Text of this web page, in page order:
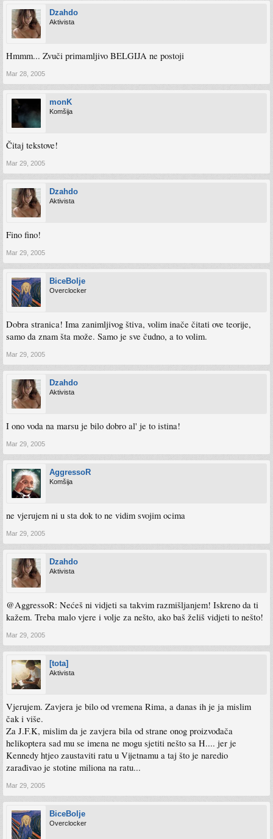
Dzahdo
Aktivista
Hmmm... Zvuči primamljivo BELGIJA ne postoji
Mar 28, 2005
monK
Komšija
Čitaj tekstove!
Mar 29, 2005
Dzahdo
Aktivista
Fino fino!
Mar 29, 2005
BiceBolje
Overclocker
Dobra stranica! Ima zanimljivog štiva, volim inače čitati ove teorije,
samo da znam šta može. Samo je sve čudno, a to volim.
Mar 29, 2005
Dzahdo
Aktivista
I ono voda na marsu je bilo dobro al' je to istina!
Mar 29, 2005
AggressoR
Komšija
ne vjerujem ni u sta dok to ne vidim svojim ocima
Mar 29, 2005
Dzahdo
Aktivista
@AggressoR: Nećeš ni vidjeti sa takvim razmišljanjem! Iskreno da ti
kažem. Treba malo vjere i volje za nešto, ako baš želiš vidjeti to nešto!
Mar 29, 2005
[tota]
Aktivista
Vjerujem. Zavjera je bilo od vremena Rima, a danas ih je ja mislim
čak i više.
Za J.F.K, mislim da je zavjera bila od strane onog proizvođača
helikoptera sad mu se imena ne mogu sjetiti nešto sa H.... jer je
Kennedy htjeo zaustaviti ratu u Vijetnamu a taj što je naredio
zarađivao je stotine miliona na ratu...
Mar 29, 2005
BiceBolje
Overclocker